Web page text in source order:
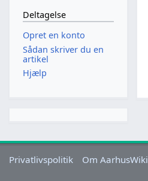
Deltagelse
Opret en konto
Sådan skriver du en
artikel
Hjælp
Privatlivspolitik Om AarhusWiki